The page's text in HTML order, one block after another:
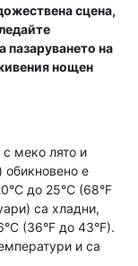
сцена,
пазаруването на
нощен
меко лято и
обикновено е
до 25°C (68°F
са хладни,
(36°F до 43°F).
и са